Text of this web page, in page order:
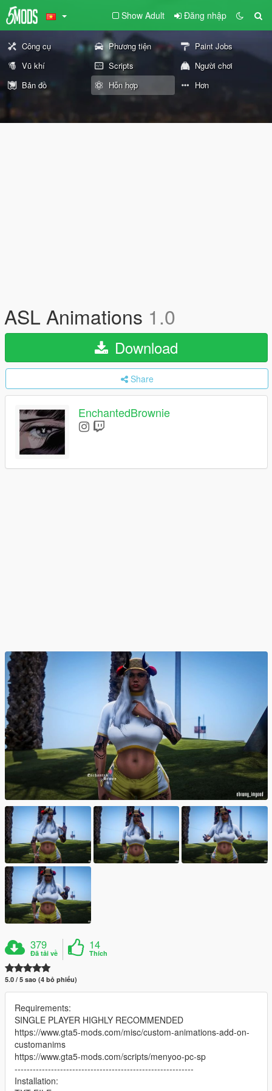
Show Adult Đăng nhập
Công cụ Phương tiện
Paint Jobs
Vũ khí
Scripts
Người chơi
Bản đồ
Hỗn hợp Hơn
ASL Animations 1.0
Download
Share
EnchantedBrownie
379
Đã tải về
14
Thích
5.0 / 5 sao (4 bỏ phiếu)
Requirements:
SINGLE PLAYER HIGHLY RECOMMENDED
https://www.gta5-mods.com/misc/custom-animations-add-on-
customanims
https://www.gta5-mods.com/scripts/menyoo-pc-sp
-----------------------------------------------------------
Installation: